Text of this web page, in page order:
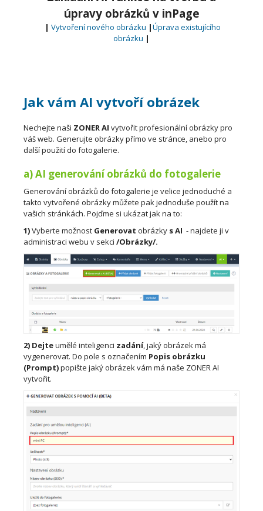
úpravy obrázků v inPage
| Vytvoření nového obrázku |Úprava existujícího
obrázku |
Jak vám AI vytvoří obrázek
Nechejte naši ZONER AI vytvořit profesionální obrázky pro
váš web. Generujte obrázky přímo ve stránce, anebo pro
další použití do fotogalerie.
a) AI generování obrázků do fotogalerie
Generování obrázků do fotogalerie je velice jednoduché a
takto vytvořené obrázky můžete pak jednoduše použít na
vašich stránkách. Pojďme si ukázat jak na to:
1)Vyberte možnost Generovat obrázky s AI - najdete ji v
administraci webu v sekci /Obrázky/.
2) Dejteumělé inteligenci zadání, jaký obrázek má
vygenerovat. Do pole s označením Popis obrázku
(Prompt)popište jaký obrázek vám má naše ZONER AI
vytvořit.